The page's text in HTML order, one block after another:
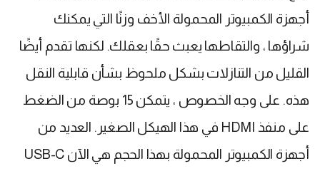
أجهزة الكمبيوتر المحمولة الأخف وزنًا التي يمكنك
شراؤها ، والتقاطها يعبث حقًا بعقلك. لكنها تقدم أيضًا
القليل من التنازلات بشكل ملحوظ بشأن قابلية النقل
هذه. على وجه الخصوص ، يتمكن 15 بوصة من الضغط
على منفذ HDMI في هذا الهيكل الصغير. العديد من
أجهزة الكمبيوتر المحمولة بهذا الحجم هي الآن USB-C